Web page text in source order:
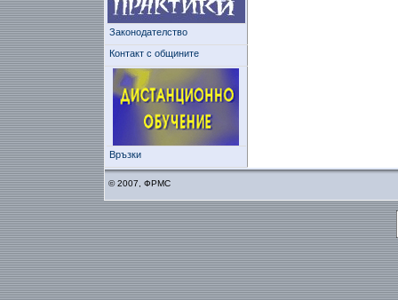
Законодателство
Контакт с общините
Връзки
© 2007, ФРМС